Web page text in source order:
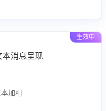
，助力商家快速优化快捷
生效中
本消息呈现
加粗